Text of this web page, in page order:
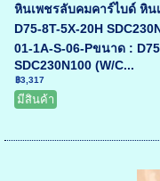
หินเพชรลับคมคาร์ไบด์ หิน
D75-8T-5X-20H
01-1A-S-06-Pขนาด :
SDC230N100 (W/C...
฿3,317
มีสินค้า